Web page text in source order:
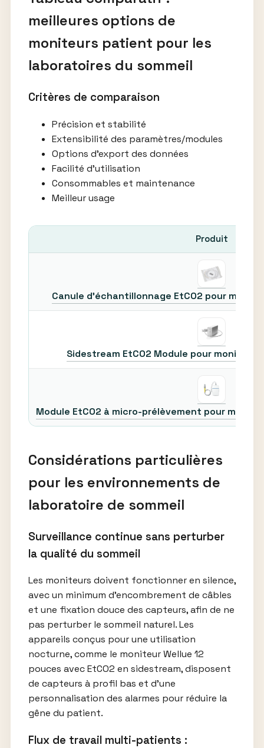
meilleures options de
moniteurs patient pour les
laboratoires du sommeil
Critères de comparaison
Précision et stabilité
Extensibilité des paramètres/modules
Options d’export des données
Facilité d’utilisation
Consommables et maintenance
Meilleur usage
Produit
Canule d’échantillonnage EtCO2 pour
Sidestream EtCO2 Module pour moniteur
Module EtCO2 à micro-prélèvement pour
Considérations particulières
pour les environnements de
laboratoire de sommeil
Surveillance continue sans perturber
la qualité du sommeil
Les moniteurs doivent fonctionner en silence,
avec un minimum d’encombrement de câbles
et une fixation douce des capteurs, afin de ne
pas perturber le sommeil naturel. Les
appareils conçus pour une utilisation
nocturne, comme le moniteur Wellue 12
pouces avec EtCO2 en sidestream, disposent
de capteurs à profil bas et d’une
personnalisation des alarmes pour réduire la
gêne du patient.
Flux de travail multi-patients :